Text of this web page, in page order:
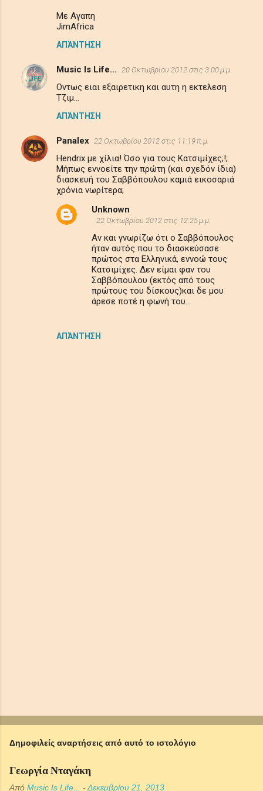
Με Αγαπη
JimAfrica
ΑΠΆΝΤΗΣΗ
Music Is Life... 20 Οκτωβρίου 2012 στις 3:00 μ.μ.
Οντως ειαι εξαιρετικη και αυτη η εκτελεση
Τζιμ...
ΑΠΆΝΤΗΣΗ
Panalex 22 Οκτωβρίου 2012 στις 11:19 π.μ.
Hendrix με χίλια! Όσο για τους Κατσιμίχες;!;
Μήπως εννοείτε την πρώτη (και σχεδόν ίδια)
διασκευή του Σαββόπουλου καμιά εικοσαριά
χρόνια νωρίτερα;
ΑΠΆΝΤΗΣΗ
Unknown
22 Οκτωβρίου 2012 στις 12:25 μ.μ.
Αν και γνωρίζω ότι ο Σαββόπουλος
ήταν αυτός που το διασκεύσασε
πρώτος στα Ελληνικά, εννοώ τους
Κατσιμίχες. Δεν είμαι φαν του
Σαββόπουλου (εκτός από τους
πρώτους του δίσκους)και δε μου
άρεσε ποτέ η φωνή του...
Δημοφιλείς αναρτήσεις από αυτό το ιστολόγιο
Γεωργία Νταγάκη
Από Music Is Life... -Δεκεμβρίου 21, 2013